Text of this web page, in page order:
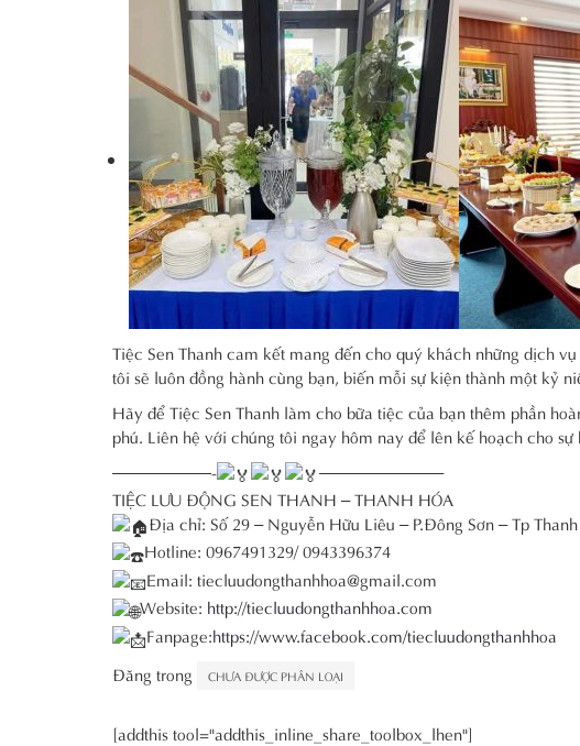
Tiệc Sen Thanh cam kết mang đến cho quý khách những dịch
tôi sẽ luôn đồng hành cùng bạn, biến mỗi sự kiện thành một kỷ
Hãy để Tiệc Sen Thanh làm cho bữa tiệc của bạn thêm phần
phú. Liên hệ với chúng tôi ngay hôm nay để lên kế hoạch cho sự
——————-
———————–
TIỆC LƯU ĐỘNG SEN THANH – THANH HÓA
Địa chỉ: Số 29 – Nguyễn Hữu Liêu – P.Đông Sơn – Tp
Hotline: 0967491329/ 0943396374
Email: tiecluudongthanhhoa@gmail.com
Website: http://tiecluudongthanhhoa.com
Fanpage:https://www.facebook.com/tiecluudongthanhhoa
Đăng trong
CHƯA ĐƯỢC PHÂN LOẠI
[addthis tool="addthis_inline_share_toolbox_lhen"]